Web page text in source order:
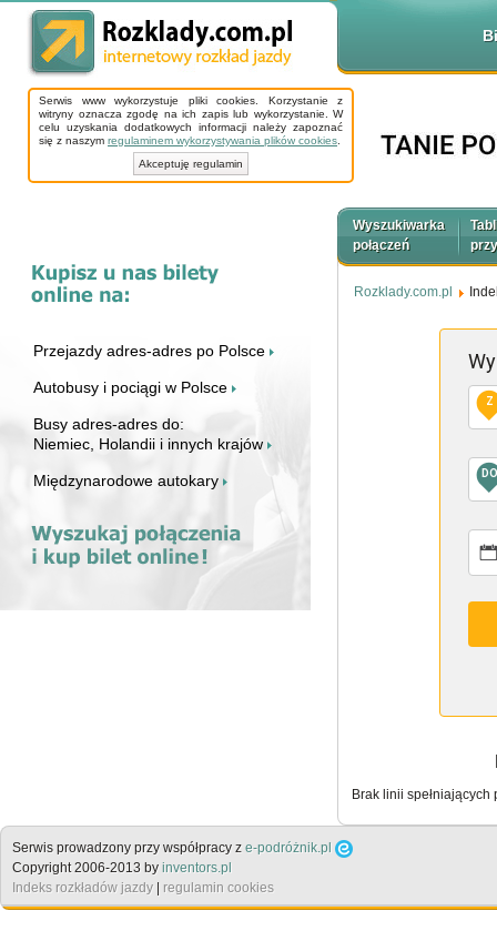
Serwis www wykorzystuje pliki cookies. Korzystanie z
witryny oznacza zgodę na ich zapis lub wykorzystanie. W
celu uzyskania dodatkowych informacji należy zapoznać
się z naszym regulaminem wykorzystywania plików cookies
Akceptuję regulamin
Przejazdy adres-adres po Polsce
Autobusy i pociągi w Polsce
Busy adres-adres do:
Niemiec, Holandii i innych krajów
Międzynarodowe autokary
Wyszukiwarka
połączeń
Rozklady.com.pl
Z
DO
Brak linii spełniających
Serwis prowadzony przy współpracy z e-podróżnik.pl
Copyright 2006-2013 by inventors.pl
Indeks rozkładów jazdy
regulamin cookies